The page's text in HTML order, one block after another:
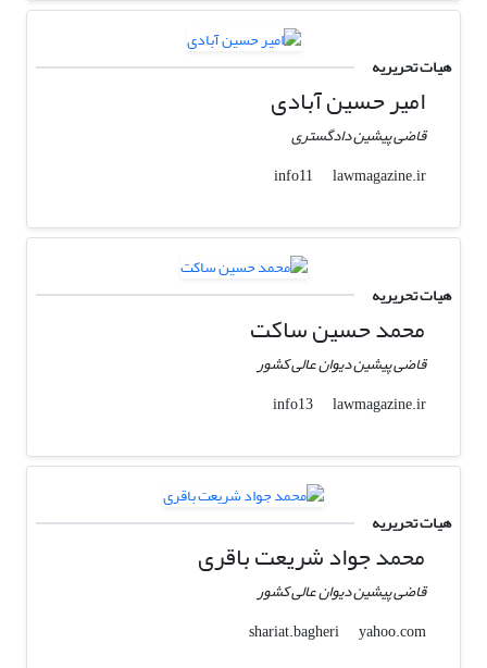
هیات تحریریه
امیر حسین آبادی
قاضی پیشین دادگستری
info11
lawmagazine.ir
هیات تحریریه
محمد حسین ساکت
قاضی پیشین دیوان عالی کشور
info13
lawmagazine.ir
هیات تحریریه
محمد جواد شریعت باقری
قاضی پیشین دیوان عالی کشور
shariat.bagheri
yahoo.com